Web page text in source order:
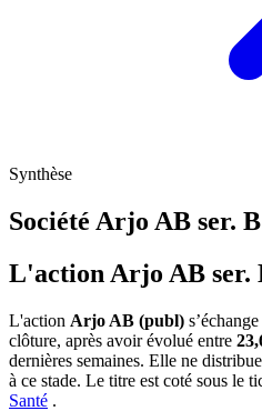
Synthèse
Société Arjo AB ser. B
L'action Arjo AB ser.
L'action Arjo AB (publ) s’échange
clôture, après avoir évolué entre
dernières semaines. Elle ne
à ce stade. Le titre est coté sous le
Santé .